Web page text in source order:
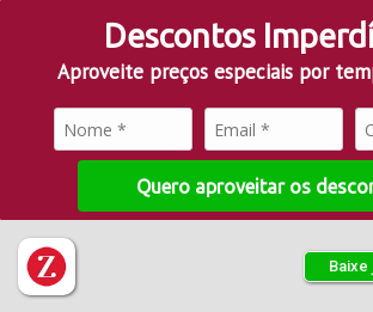
Descontos
Aproveite preços especiais por
Quero aproveitar os
Baixe